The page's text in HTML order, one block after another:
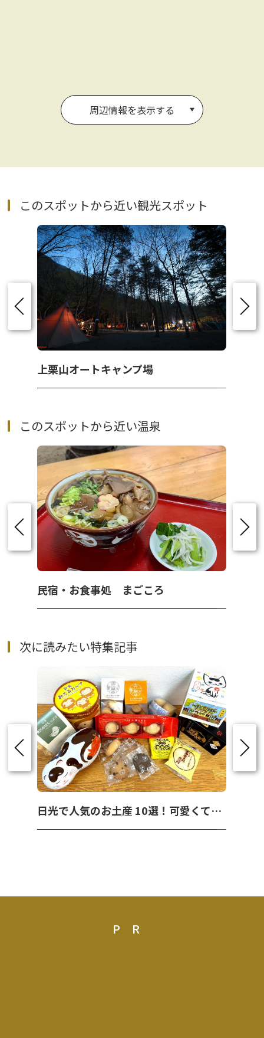
周辺情報を表示する
このスポットから近い観光スポット
上栗山オートキャンプ場
このスポットから近い温泉
民宿・お食事処 まごころ
次に読みたい特集記事
日光で人気のお土産 10選！可愛くて美味しいお菓子を紹介！
PR